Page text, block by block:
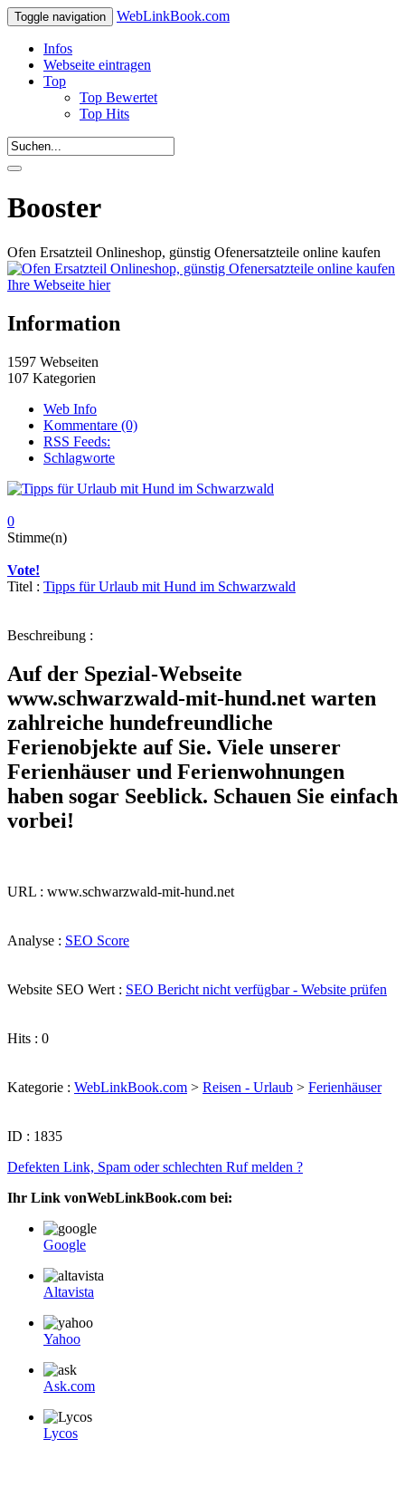
Toggle navigation WebLinkBook.com
Infos
Webseite eintragen
Top
Top Bewertet
Top Hits
Booster
Ofen Ersatzteil Onlineshop, günstig Ofenersatzteile online kaufen
Ihre Webseite hier
Information
1597 Webseiten
107 Kategorien
Web Info
Kommentare (0)
RSS Feeds:
Schlagworte
0
Stimme(n)
Vote!
Titel : Tipps für Urlaub mit Hund im Schwarzwald
Beschreibung :
Auf der Spezial-Webseite
www.schwarzwald-mit-hund.net warten
zahlreiche hundefreundliche
Ferienobjekte auf Sie. Viele unserer
Ferienhäuser und Ferienwohnungen
haben sogar Seeblick. Schauen Sie einfach
vorbei!
URL : www.schwarzwald-mit-hund.net
Analyse : SEO Score
Website SEO Wert : SEO Bericht nicht verfügbar - Website prüfen
Hits : 0
Kategorie : WebLinkBook.com > Reisen - Urlaub > Ferienhäuser
ID : 1835
Defekten Link, Spam oder schlechten Ruf melden ?
Ihr Link vonWebLinkBook.com bei:
Google
Altavista
Yahoo
Ask.com
Lycos